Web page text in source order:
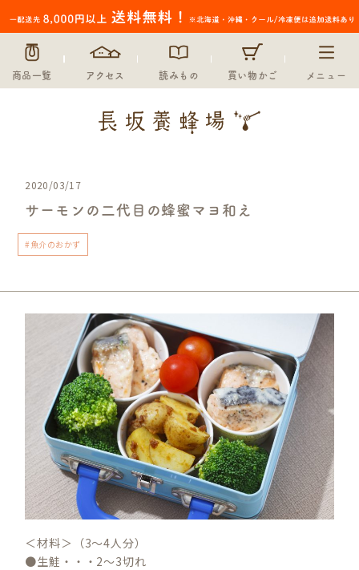
商品一覧 アクセス 読みもの 買い物かご メニュー
2020/03/17
サーモンの二代目の蜂蜜マヨ和え
#魚介のおかず
＜材料＞（3～4人分）
●生鮭・・・2～3切れ